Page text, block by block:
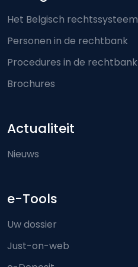
Het Belgisch rechtssysteem
Personen in de rechtbank
Procedures in de rechtbank
Brochures
Actualiteit
Nieuws
e-Tools
Uw dossier
Just-on-web